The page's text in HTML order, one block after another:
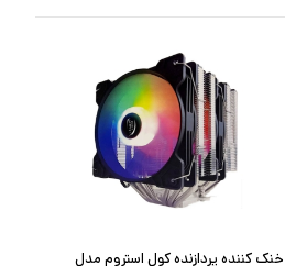
خنک کننده پردازنده کول استروم مدل